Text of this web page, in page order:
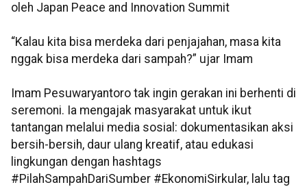
oleh Japan Peace and Innovation Summit
“Kalau kita bisa merdeka dari penjajahan, masa kita
nggak bisa merdeka dari sampah?” ujar Imam
Imam Pesuwaryantoro tak ingin gerakan ini berhenti di
seremoni. Ia mengajak masyarakat untuk ikut
tantangan melalui media sosial: dokumentasikan aksi
bersih-bersih, daur ulang kreatif, atau edukasi
lingkungan dengan hashtags
#PilahSampahDariSumber #EkonomiSirkular, lalu tag